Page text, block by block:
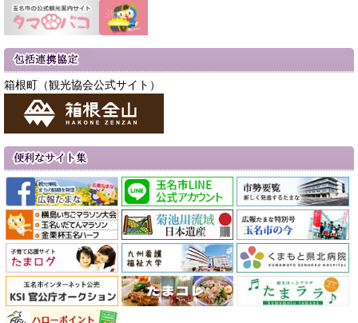
箱根町（観光協会公式サイト）